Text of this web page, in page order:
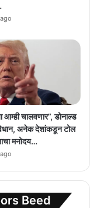
आम्ही चालवणार”, डोनाल्ड
अनेक देशांकडून टोल
मनोदय…
Beed